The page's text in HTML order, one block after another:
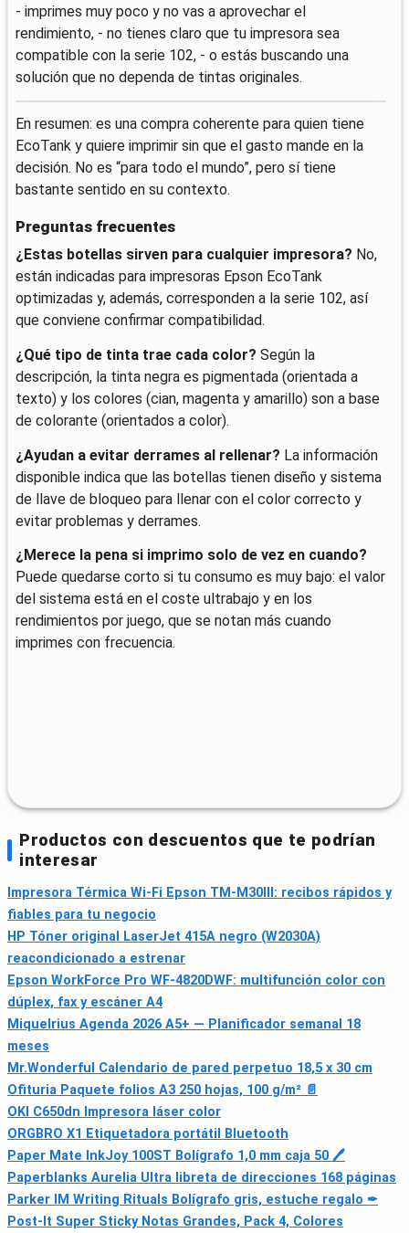
- imprimes muy poco y no vas a aprovechar el
rendimiento, - no tienes claro que tu impresora sea
compatible con la serie 102, - o estás buscando una
solución que no dependa de tintas originales.
En resumen: es una compra coherente para quien tiene
EcoTank y quiere imprimir sin que el gasto mande en la
decisión. No es “para todo el mundo”, pero sí tiene
bastante sentido en su contexto.
Preguntas frecuentes
¿Estas botellas sirven para cualquier impresora? No,
están indicadas para impresoras Epson EcoTank
optimizadas y, además, corresponden a la serie 102, así
que conviene confirmar compatibilidad.
¿Qué tipo de tinta trae cada color? Según la
descripción, la tinta negra es pigmentada (orientada a
texto) y los colores (cian, magenta y amarillo) son a base
de colorante (orientados a color).
¿Ayudan a evitar derrames al rellenar? La información
disponible indica que las botellas tienen diseño y sistema
de llave de bloqueo para llenar con el color correcto y
evitar problemas y derrames.
¿Merece la pena si imprimo solo de vez en cuando?
Puede quedarse corto si tu consumo es muy bajo: el valor
del sistema está en el coste ultrabajo y en los
rendimientos por juego, que se notan más cuando
imprimes con frecuencia.
Productos con descuentos que te podrían
interesar
Impresora Térmica Wi‑Fi Epson TM-M30III: recibos rápidos y
fiables para tu negocio
HP Tóner original LaserJet 415A negro (W2030A)
reacondicionado a estrenar
Epson WorkForce Pro WF-4820DWF: multifunción color con
dúplex, fax y escáner A4
Miquelrius Agenda 2026 A5+ — Planificador semanal 18
meses
Mr.Wonderful Calendario de pared perpetuo 18,5 x 30 cm
Ofituria Paquete folios A3 250 hojas, 100 g/m² 📄
OKI C650dn Impresora láser color
ORGBRO X1 Etiquetadora portátil Bluetooth
Paper Mate InkJoy 100ST Bolígrafo 1,0 mm caja 50 🖊
Paperblanks Aurelia Ultra libreta de direcciones 168 páginas
Parker IM Writing Rituals Bolígrafo gris, estuche regalo ✒
Post-It Super Sticky Notas Grandes, Pack 4, Colores